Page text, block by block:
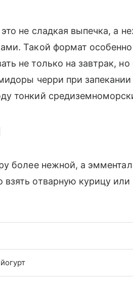
не сладкая выпечка, а
Такой формат особенно
не только на завтрак,
черри при
тонкий
более нежной, а
отварную курицу